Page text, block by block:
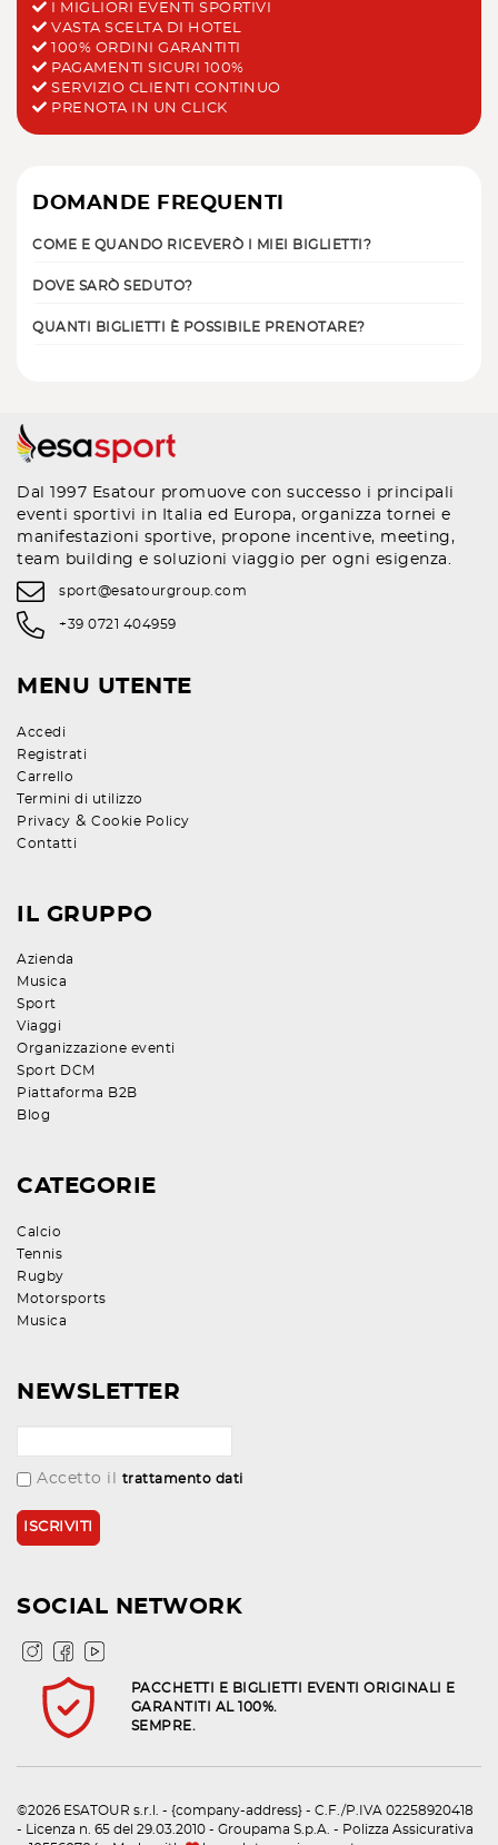
I MIGLIORI EVENTI SPORTIVI
VASTA SCELTA DI HOTEL
100% ORDINI GARANTITI
PAGAMENTI SICURI 100%
SERVIZIO CLIENTI CONTINUO
PRENOTA IN UN CLICK
DOMANDE FREQUENTI
COME E QUANDO RICEVERÒ I MIEI BIGLIETTI?
DOVE SARÒ SEDUTO?
QUANTI BIGLIETTI È POSSIBILE PRENOTARE?
Dal 1997 Esatour promuove con successo i principali
eventi sportivi in Italia ed Europa, organizza tornei e
manifestazioni sportive, propone incentive, meeting,
team building e soluzioni viaggio per ogni esigenza.
sport@esatourgroup.com
+39 0721 404959
MENU UTENTE
Accedi
Registrati
Carrello
Termini di utilizzo
Privacy & Cookie Policy
Contatti
IL GRUPPO
Azienda
Musica
Sport
Viaggi
Organizzazione eventi
Sport DCM
Piattaforma B2B
Blog
CATEGORIE
Calcio
Tennis
Rugby
Motorsports
Musica
NEWSLETTER
Accetto il trattamento dati
SOCIAL NETWORK
PACCHETTI E BIGLIETTI EVENTI ORIGINALI E
GARANTITI AL 100%.
SEMPRE.
©2026 ESATOUR s.r.l. - {company-address} - C.F./P.IVA 02258920418
- Licenza n. 65 del 29.03.2010 - Groupama S.p.A. - Polizza Assicurativa